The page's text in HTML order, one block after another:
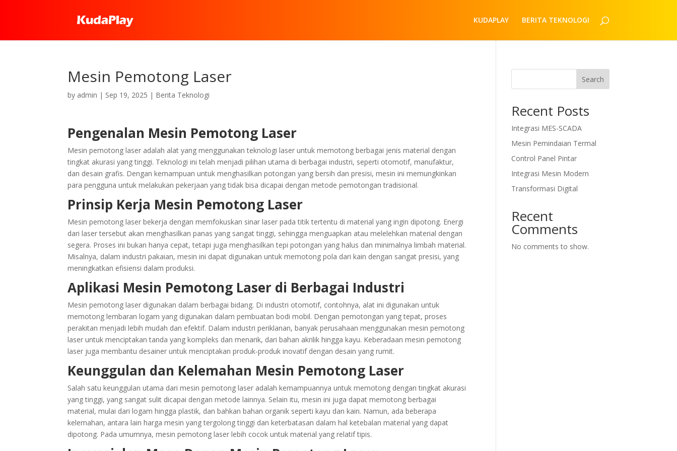
KUDAPLAY BERITA TEKNOLOGI
Mesin Pemotong Laser
by admin | Sep 19, 2025 | Berita Teknologi
Pengenalan Mesin Pemotong Laser
Mesin pemotong laser adalah alat yang menggunakan teknologi laser untuk memotong berbagai jenis material dengan
tingkat akurasi yang tinggi. Teknologi ini telah menjadi pilihan utama di berbagai industri, seperti otomotif, manufaktur,
dan desain grafis. Dengan kemampuan untuk menghasilkan potongan yang bersih dan presisi, mesin ini memungkinkan
para pengguna untuk melakukan pekerjaan yang tidak bisa dicapai dengan metode pemotongan tradisional.
Prinsip Kerja Mesin Pemotong Laser
Mesin pemotong laser bekerja dengan memfokuskan sinar laser pada titik tertentu di material yang ingin dipotong. Energi
dari laser tersebut akan menghasilkan panas yang sangat tinggi, sehingga menguapkan atau melelehkan material dengan
segera. Proses ini bukan hanya cepat, tetapi juga menghasilkan tepi potongan yang halus dan minimalnya limbah material.
Misalnya, dalam industri pakaian, mesin ini dapat digunakan untuk memotong pola dari kain dengan sangat presisi, yang
meningkatkan efisiensi dalam produksi.
Aplikasi Mesin Pemotong Laser di Berbagai Industri
Mesin pemotong laser digunakan dalam berbagai bidang. Di industri otomotif, contohnya, alat ini digunakan untuk
memotong lembaran logam yang digunakan dalam pembuatan bodi mobil. Dengan pemotongan yang tepat, proses
perakitan menjadi lebih mudah dan efektif. Dalam industri periklanan, banyak perusahaan menggunakan mesin pemotong
laser untuk menciptakan tanda yang kompleks dan menarik, dari bahan akrilik hingga kayu. Keberadaan mesin pemotong
laser juga membantu desainer untuk menciptakan produk-produk inovatif dengan desain yang rumit.
Keunggulan dan Kelemahan Mesin Pemotong Laser
Salah satu keunggulan utama dari mesin pemotong laser adalah kemampuannya untuk memotong dengan tingkat akurasi
yang tinggi, yang sangat sulit dicapai dengan metode lainnya. Selain itu, mesin ini juga dapat memotong berbagai
material, mulai dari logam hingga plastik, dan bahkan bahan organik seperti kayu dan kain. Namun, ada beberapa
kelemahan, antara lain harga mesin yang tergolong tinggi dan keterbatasan dalam hal ketebalan material yang dapat
dipotong. Pada umumnya, mesin pemotong laser lebih cocok untuk material yang relatif tipis.
Search
Recent Posts
Integrasi MES-SCADA
Mesin Pemindaian Termal
Control Panel Pintar
Integrasi Mesin Modern
Transformasi Digital
Recent
Comments
No comments to show.